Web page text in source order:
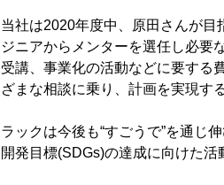
当社は2020年度中、原田さんが
ジニアからメンターを選任し必要
受講、事業化の活動などに要する
ざまな相談に乗り、計画を実現す
ラックは今後も“すごうで”を通じ
開発目標(SDGs)の達成に向けた活